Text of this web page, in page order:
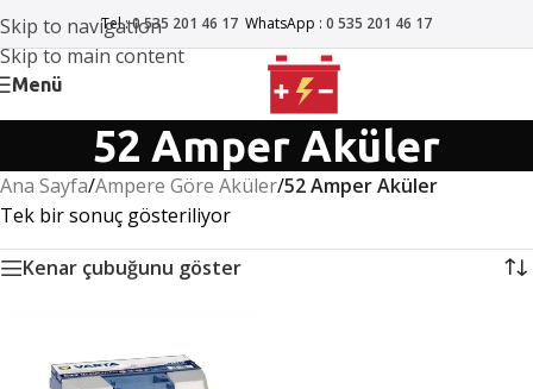
Skip to navigation
Skip to main content
Tel :0 535 201 46 17 WhatsApp : 0 535 201 46 17
Menü
52 Amper Aküler
Ana Sayfa/Ampere Göre Aküler/52 Amper Aküler
Tek bir sonuç gösteriliyor
Kenar çubuğunu göster